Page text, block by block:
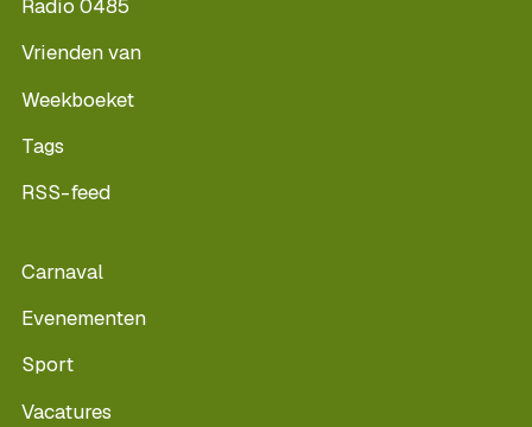
Radio 0485
Vrienden van
Weekboeket
Tags
RSS-feed
Carnaval
Evenementen
Sport
Vacatures